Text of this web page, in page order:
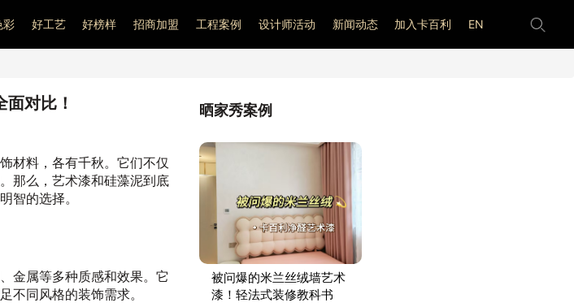
彩 好工艺 好榜样 招商加盟 工程案例 设计师活动 新闻动态 加入卡百利 EN
对比！
材料，各有千秋。它们不仅
那么，艺术漆和硅藻泥到底
智的选择。
金属等多种质感和效果。它
不同风格的装饰需求。
晒家秀案例
被问爆的米兰丝绒墙艺术
漆！轻法式装修教科书